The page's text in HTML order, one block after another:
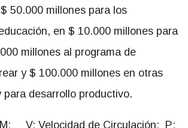
50.000 millones para los
en $ 10.000 millones para
millones al programa de
y $ 100.000 millones en otras
para desarrollo productivo.
V: Velocidad de Circulación; P: